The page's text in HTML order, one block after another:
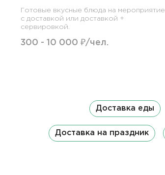
Готовые вкусные блюда на мероприятие
с доставкой или доставкой +
сервировкой.
300 - 10 000 ₽/чел.
Доставка еды
Доставка на праздник